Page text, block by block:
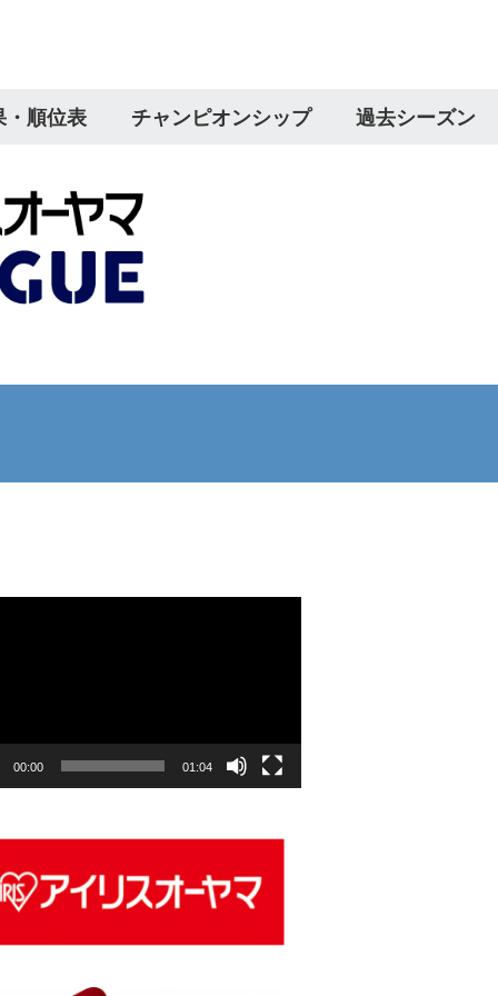
・順位表 チャンピオンシップ 過去シーズン
00:00 01:04